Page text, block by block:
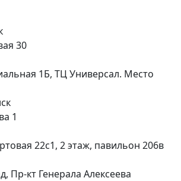
30
1Б, ТЦ Универсал. Место
1
22с1, 2 этаж, павильон 206в
Пр-кт Генерала Алексеева